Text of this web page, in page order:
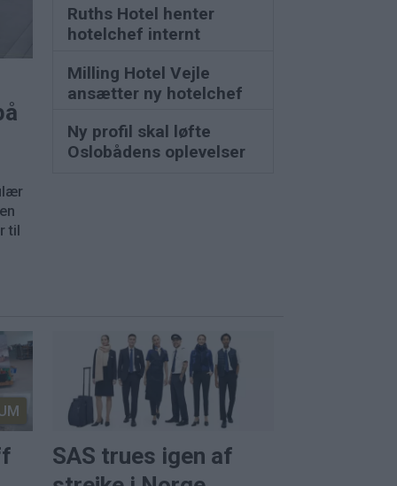
til
Ruths Hotel henter
hotelchef internt
Milling Hotel Vejle
ansætter ny hotelchef
Ny profil skal løfte
Oslobådens oplevelser
SAS trues igen af